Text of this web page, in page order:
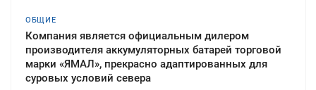
ОБЩИЕ
Компания является официальным дилером
производителя аккумуляторных батарей торговой
марки «ЯМАЛ», прекрасно адаптированных для
суровых условий севера